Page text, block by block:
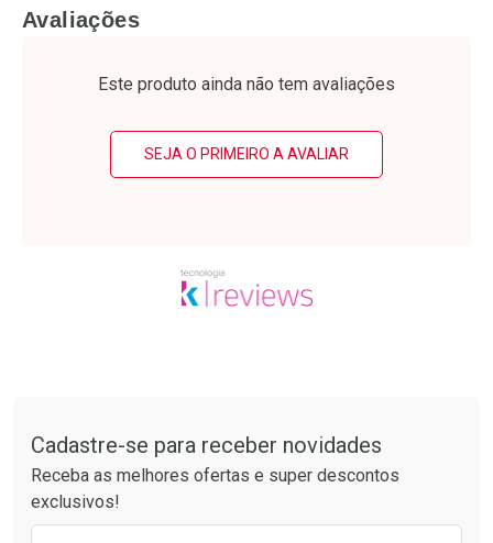
Laboratório
Por R$ 17,59/cada
Por Menos Laboratório
Por R$ 63,99/cada
Por Menos
Avaliações
Este produto ainda não tem avaliações
SEJA O PRIMEIRO A AVALIAR
Cadastre-se para receber novidades
Receba as melhores ofertas e super descontos
exclusivos!